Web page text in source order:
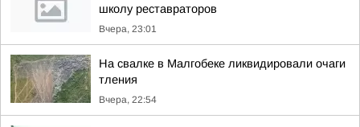
школу реставраторов
Вчера, 23:01
На свалке в Малгобеке ликвидировали очаги
тления
Вчера, 22:54